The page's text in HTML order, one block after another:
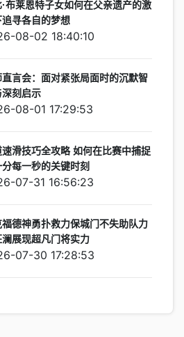
布莱恩特子女如何在父亲遗产的激
追寻各自的梦想
08-02 18:40:10
直言会：面对紧张局面时的沉默智
深刻启示
08-01 17:29:53
速滑技巧全攻略 如何在比赛中捕捉
每一秒的关键时刻
07-31 16:56:23
福德神勇扑救力保城门不失助队力
澜展现超凡门将实力
07-30 17:28:53